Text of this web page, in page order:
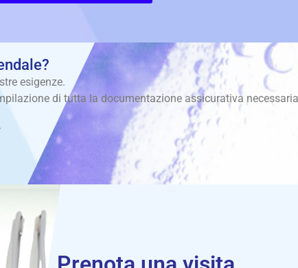
esigenze.
di tutta la documentazione assicurativa
.